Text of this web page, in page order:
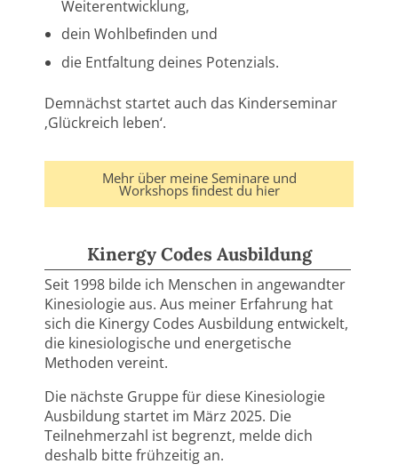
Weiterentwicklung,
dein Wohlbeﬁnden und
die Entfaltung deines Potenzials.
Demnächststartetauch das Kinderseminar
‚Glückreich leben‘.
Mehr über meine Seminare und
Workshops ﬁndest du hier
Kinergy Codes Ausbildung
Seit 1998 bilde ich Menschen in angewandter
Kinesiologie aus. Aus meiner Erfahrung hat
sich die Kinergy Codes Ausbildung entwickelt,
die kinesiologische und energetische
Methoden vereint.
Die nächste Gruppe für diese Kinesiologie
Ausbildung startet im März 2025. Die
Teilnehmerzahl ist begrenzt, melde dich
deshalb bitte frühzeitig an.